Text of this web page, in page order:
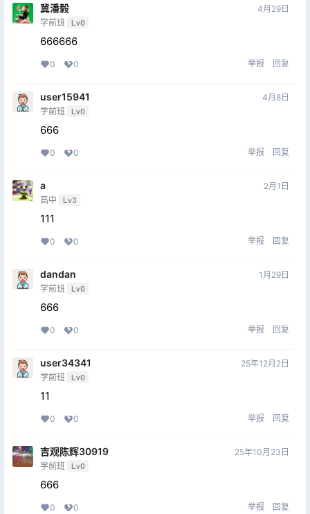
冀潘毅
学前班 Lv0
4月29日
666666
0 0 举报 回复
user15941
学前班 Lv0
4月8日
666
0 0 举报 回复
a
高中 Lv3
2月1日
111
0 0 举报 回复
dandan
学前班 Lv0
1月29日
666
0 0 举报 回复
user34341
学前班 Lv0
25年12月2日
11
0 0 举报 回复
吉观陈辉30919
学前班 Lv0
25年10月23日
666
0 0 举报 回复